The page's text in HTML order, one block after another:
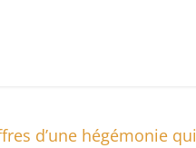
d’une hégémonie